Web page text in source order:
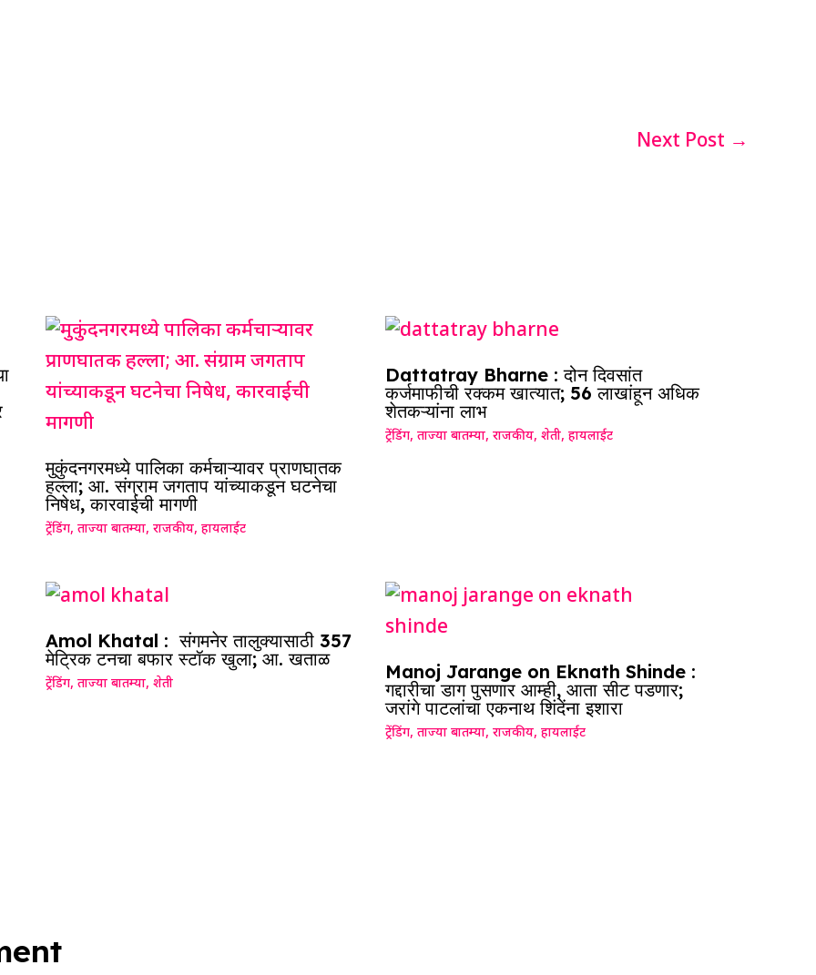
Next Post →
मुकुंदनगरमध्ये पालिका कर्मचाऱ्यावर प्राणघातक
हल्ला; आ. संग्राम जगताप यांच्याकडून घटनेचा
निषेध, कारवाईची मागणी
ट्रेंडिंग, ताज्या बातम्या, राजकीय, हायलाईट
Dattatray Bharne : दोन दिवसांत
कर्जमाफीची रक्कम खात्यात; 56 लाखांहून अधिक
शेतकऱ्यांना लाभ
ट्रेंडिंग,ताज्या बातम्या,राजकीय,शेती,हायलाईट
Amol Khatal : संगमनेर तालुक्यासाठी 357
मेट्रिक टनचा बफार स्टॉक खुला; आ. खताळ
ट्रेंडिंग, ताज्या बातम्या, शेती
Manoj Jarange on Eknath Shinde :
गद्दारीचा डाग पुसणार आम्ही, आता सीट पडणार;
जरांगे पाटलांचा एकनाथ शिंदेंना इशारा
ट्रेंडिंग,ताज्या बातम्या,राजकीय,हायलाईट